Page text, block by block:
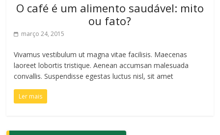
O café é um alimento saudável: mito
ou fato?
março 24, 2015
Vivamus vestibulum ut magna vitae facilisis. Maecenas
laoreet lobortis tristique. Aenean accumsan malesuada
convallis. Suspendisse egestas luctus nisl, sit amet
Ler mais